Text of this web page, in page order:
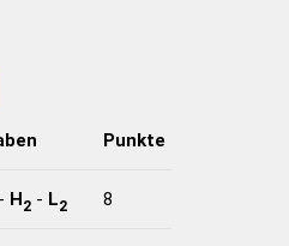
Punkte
- H2- L2 8